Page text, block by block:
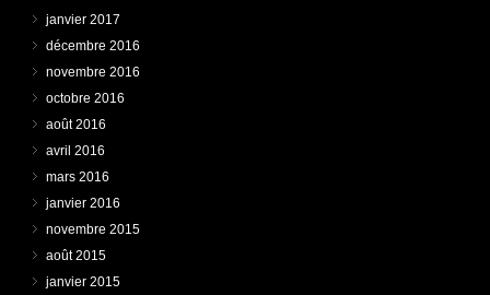
janvier 2017
décembre 2016
novembre 2016
octobre 2016
août 2016
avril 2016
mars 2016
janvier 2016
novembre 2015
août 2015
janvier 2015